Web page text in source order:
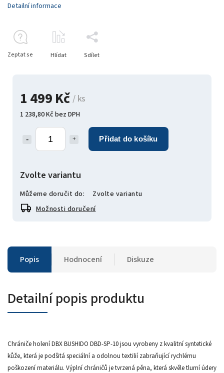
1 499 Kč/ ks
1 238,80 Kč bez DPH
Přidat do košíku
Zvolte variantu
Můžeme doručit do:
Zvolte variantu
Možnosti doručení
Detailní informace
Zeptat se Hlídat Sdílet
Popis Hodnocení Diskuze
Detailní popis produktu
Chrániče holení DBX BUSHIDO DBD-SP-10 jsou vyrobeny z kvalitní syntetické
kůže, která je podšitá speciální a odolnou textilií zabraňující rychlému
poškození materiálu. Výplní chráničů je tvrzená pěna, která skvěle tlumí údery